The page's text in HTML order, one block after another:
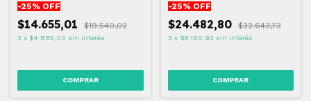
-25% OFF
$14.655,01 $19.540,02
3 x $4.885,00 sin interés
-25% OFF
$24.482,80 $32.643,73
3 x $8.160,93 sin interés